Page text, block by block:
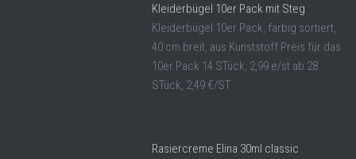
Kleiderbügel 10er Pack mit Steg
Kleiderbügel 10er Pack, farbig sortiert,
40 cm breit, aus Kunststoff Preis für das
10er Pack 14 STück, 2,99 e/st ab 28
STück, 2,49 €/ST
Rasiercreme Elina 30ml classic